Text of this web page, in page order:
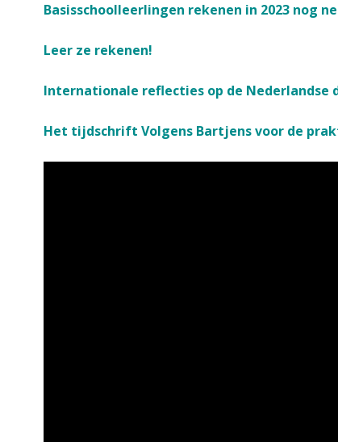
Basisschoolleerlingen rekenen in 2023 nog
Leer ze rekenen!
Internationale reflecties op de Nederlandse
Het tijdschrift Volgens Bartjens voor de